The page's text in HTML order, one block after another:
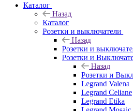
Каталог
Назад
Каталог
Розетки и выключатели
Назад
Розетки и
Розетки и
Назад
Розетки и
Legrand Valena
Legrand Celiane
Legrand Etika